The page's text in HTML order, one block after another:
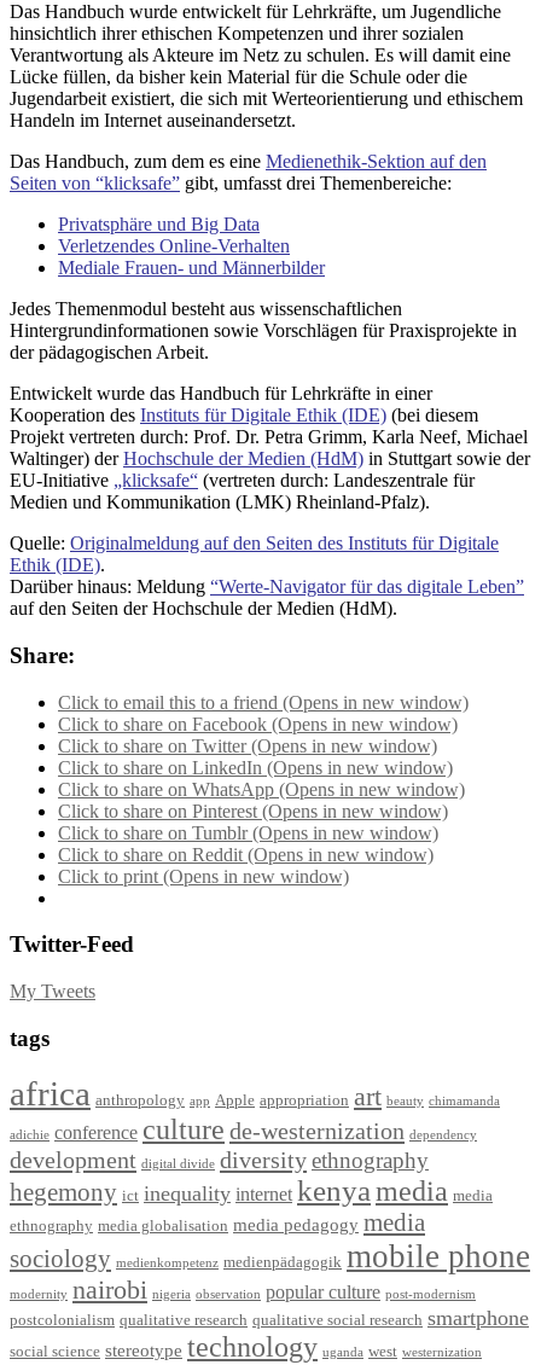
Das Handbuch wurde entwickelt für Lehrkräfte, um Jugendliche
hinsichtlich ihrer ethischen Kompetenzen und ihrer sozialen
Verantwortung als Akteure im Netz zu schulen. Es will damit eine
Lücke füllen, da bisher kein Material für die Schule oder die
Jugendarbeit existiert, die sich mit Werteorientierung und ethischem
Handeln im Internet auseinandersetzt.
Das Handbuch, zum dem es eine Medienethik-Sektion auf den
Seiten von “klicksafe” gibt, umfasst drei Themenbereiche:
Privatsphäre und Big Data
Verletzendes Online-Verhalten
Mediale Frauen- und Männerbilder
Jedes Themenmodul besteht aus wissenschaftlichen
Hintergrundinformationen sowie Vorschlägen für Praxisprojekte in
der pädagogischen Arbeit.
Entwickelt wurde das Handbuch für Lehrkräfte in einer
Kooperation des Instituts für Digitale Ethik (IDE) (bei diesem
Projekt vertreten durch: Prof. Dr. Petra Grimm, Karla Neef, Michael
Waltinger) derHochschule der Medien (HdM) in Stuttgart sowie der
EU-Initiative „klicksafe“ (vertreten durch: Landeszentrale für
Medien und Kommunikation (LMK) Rheinland-Pfalz).
Quelle: Originalmeldung auf den Seiten des Instituts für Digitale
Ethik (IDE).
Darüber hinaus: Meldung “Werte-Navigator für das digitale Leben”
auf den Seiten der Hochschule der Medien (HdM).
Share:
Click to email this to a friend (Opens in new window)
Click to share on Facebook (Opens in new window)
Click to share on Twitter (Opens in new window)
Click to share on LinkedIn (Opens in new window)
Click to share on WhatsApp (Opens in new window)
Click to share on Pinterest (Opens in new window)
Click to share on Tumblr (Opens in new window)
Click to share on Reddit (Opens in new window)
Click to print (Opens in new window)
Twitter-Feed
My Tweets
tags
africa anthropology app Apple appropriation art beauty chimamanda
adichie conference culture de-westernization dependency
development digital divide diversityethnography
hegemony ict inequality internet kenyamedia media
ethnography media globalisation media pedagogy media
sociology medienkompetenz medienpädagogik mobile phone
modernity nairobi nigeria observation popular culture post-modernism
postcolonialism qualitative research qualitative social research smartphone
social science stereotype technology uganda west westernization